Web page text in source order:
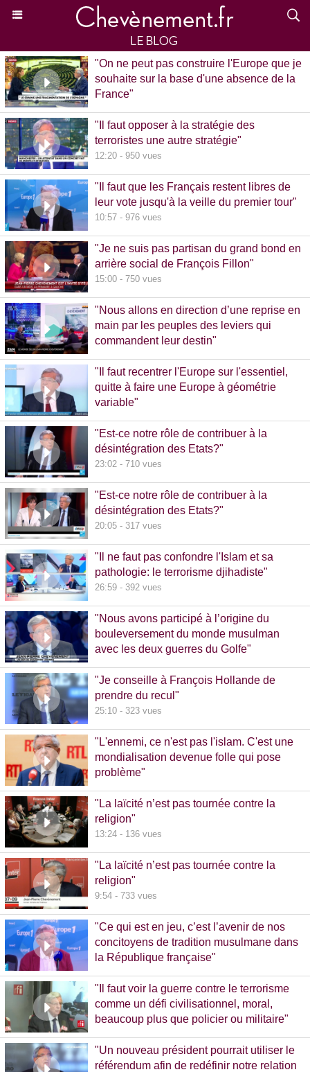
"On ne peut pas construire l'Europe que je
souhaite sur la base d'une absence de la
France"
"Il faut opposer à la stratégie des
terroristes une autre stratégie"
12:20 - 950 vues
"Il faut que les Français restent libres de
leur vote jusqu'à la veille du premier tour"
10:57 - 976 vues
"Je ne suis pas partisan du grand bond en
arrière social de François Fillon"
15:00 - 750 vues
"Nous allons en direction d’une reprise en
main par les peuples des leviers qui
commandent leur destin"
"Il faut recentrer l'Europe sur l'essentiel,
quitte à faire une Europe à géométrie
variable"
"Est-ce notre rôle de contribuer à la
désintégration des Etats?"
23:02 - 710 vues
"Est-ce notre rôle de contribuer à la
désintégration des Etats?"
20:05 - 317 vues
"Il ne faut pas confondre l'Islam et sa
pathologie: le terrorisme djihadiste"
26:59 - 392 vues
"Nous avons participé à l’origine du
bouleversement du monde musulman
avec les deux guerres du Golfe"
"Je conseille à François Hollande de
prendre du recul"
25:10 - 323 vues
"L'ennemi, ce n'est pas l'islam. C'est une
mondialisation devenue folle qui pose
problème"
"La laïcité n’est pas tournée contre la
religion"
13:24 - 136 vues
"La laïcité n’est pas tournée contre la
religion"
9:54 - 733 vues
"Ce qui est en jeu, c’est l’avenir de nos
concitoyens de tradition musulmane dans
la République française"
"Il faut voir la guerre contre le terrorisme
comme un défi civilisationnel, moral,
beaucoup plus que policier ou militaire"
"Un nouveau président pourrait utiliser le
référendum afin de redéfinir notre relation